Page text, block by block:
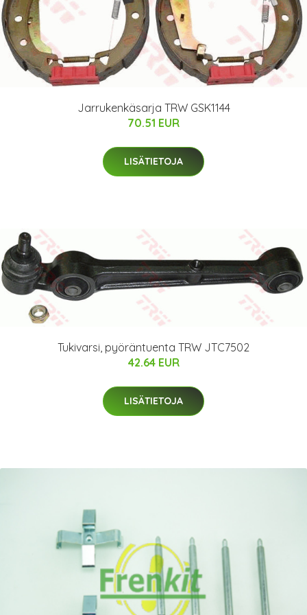
Jarrukenkäsarja TRW GSK1144
70.51 EUR
LISÄTIETOJA
Tukivarsi, pyöräntuenta TRW JTC7502
42.64 EUR
LISÄTIETOJA